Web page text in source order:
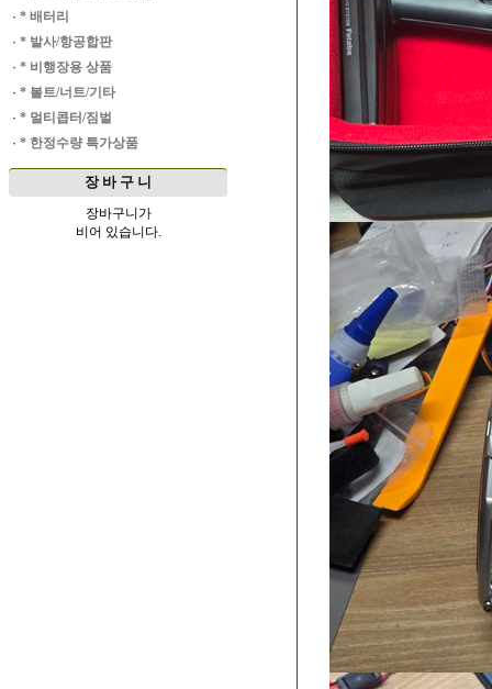
· * 배터리
· * 발사/항공합판
· * 비행장용 상품
· * 볼트/너트/기타
· * 멀티콥터/짐벌
· * 한정수량 특가상품
장 바 구 니
장바구니가
비어 있습니다.